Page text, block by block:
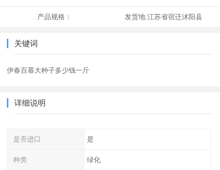
产品规格： 发货地:江苏省宿迁沭阳县
关键词
伊春百慕大种子多少钱一斤
详细说明
是否进口 是
种类 绿化